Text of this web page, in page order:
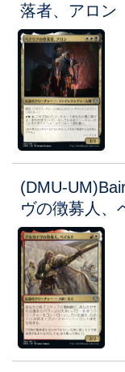
落者、アロン
(DMU-
ヴの徴募人、